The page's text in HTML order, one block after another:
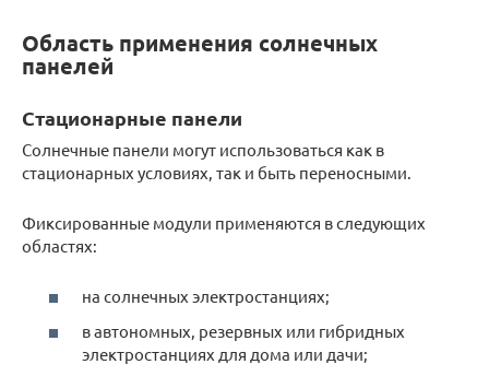
Область применения солнечных
панелей
Стационарные панели
Солнечные панели могут использоваться как в
стационарных условиях, так и быть переносными.
Фиксированные модули применяются в следующих
областях:
на солнечных электростанциях;
в автономных, резервных или гибридных
электростанциях для дома или дачи;